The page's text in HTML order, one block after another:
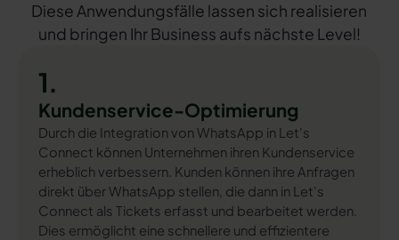
Diese Anwendungsfälle lassen sich realisieren
und bringen Ihr Business aufs nächste Level!
1.
Kundenservice-Optimierung
Durch die Integration von WhatsApp in Let's
Connect können Unternehmen ihren Kundenservice
erheblich verbessern. Kunden können ihre Anfragen
direkt über WhatsApp stellen, die dann in Let's
Connect als Tickets erfasst und bearbeitet werden.
Dies ermöglicht eine schnellere und effizientere